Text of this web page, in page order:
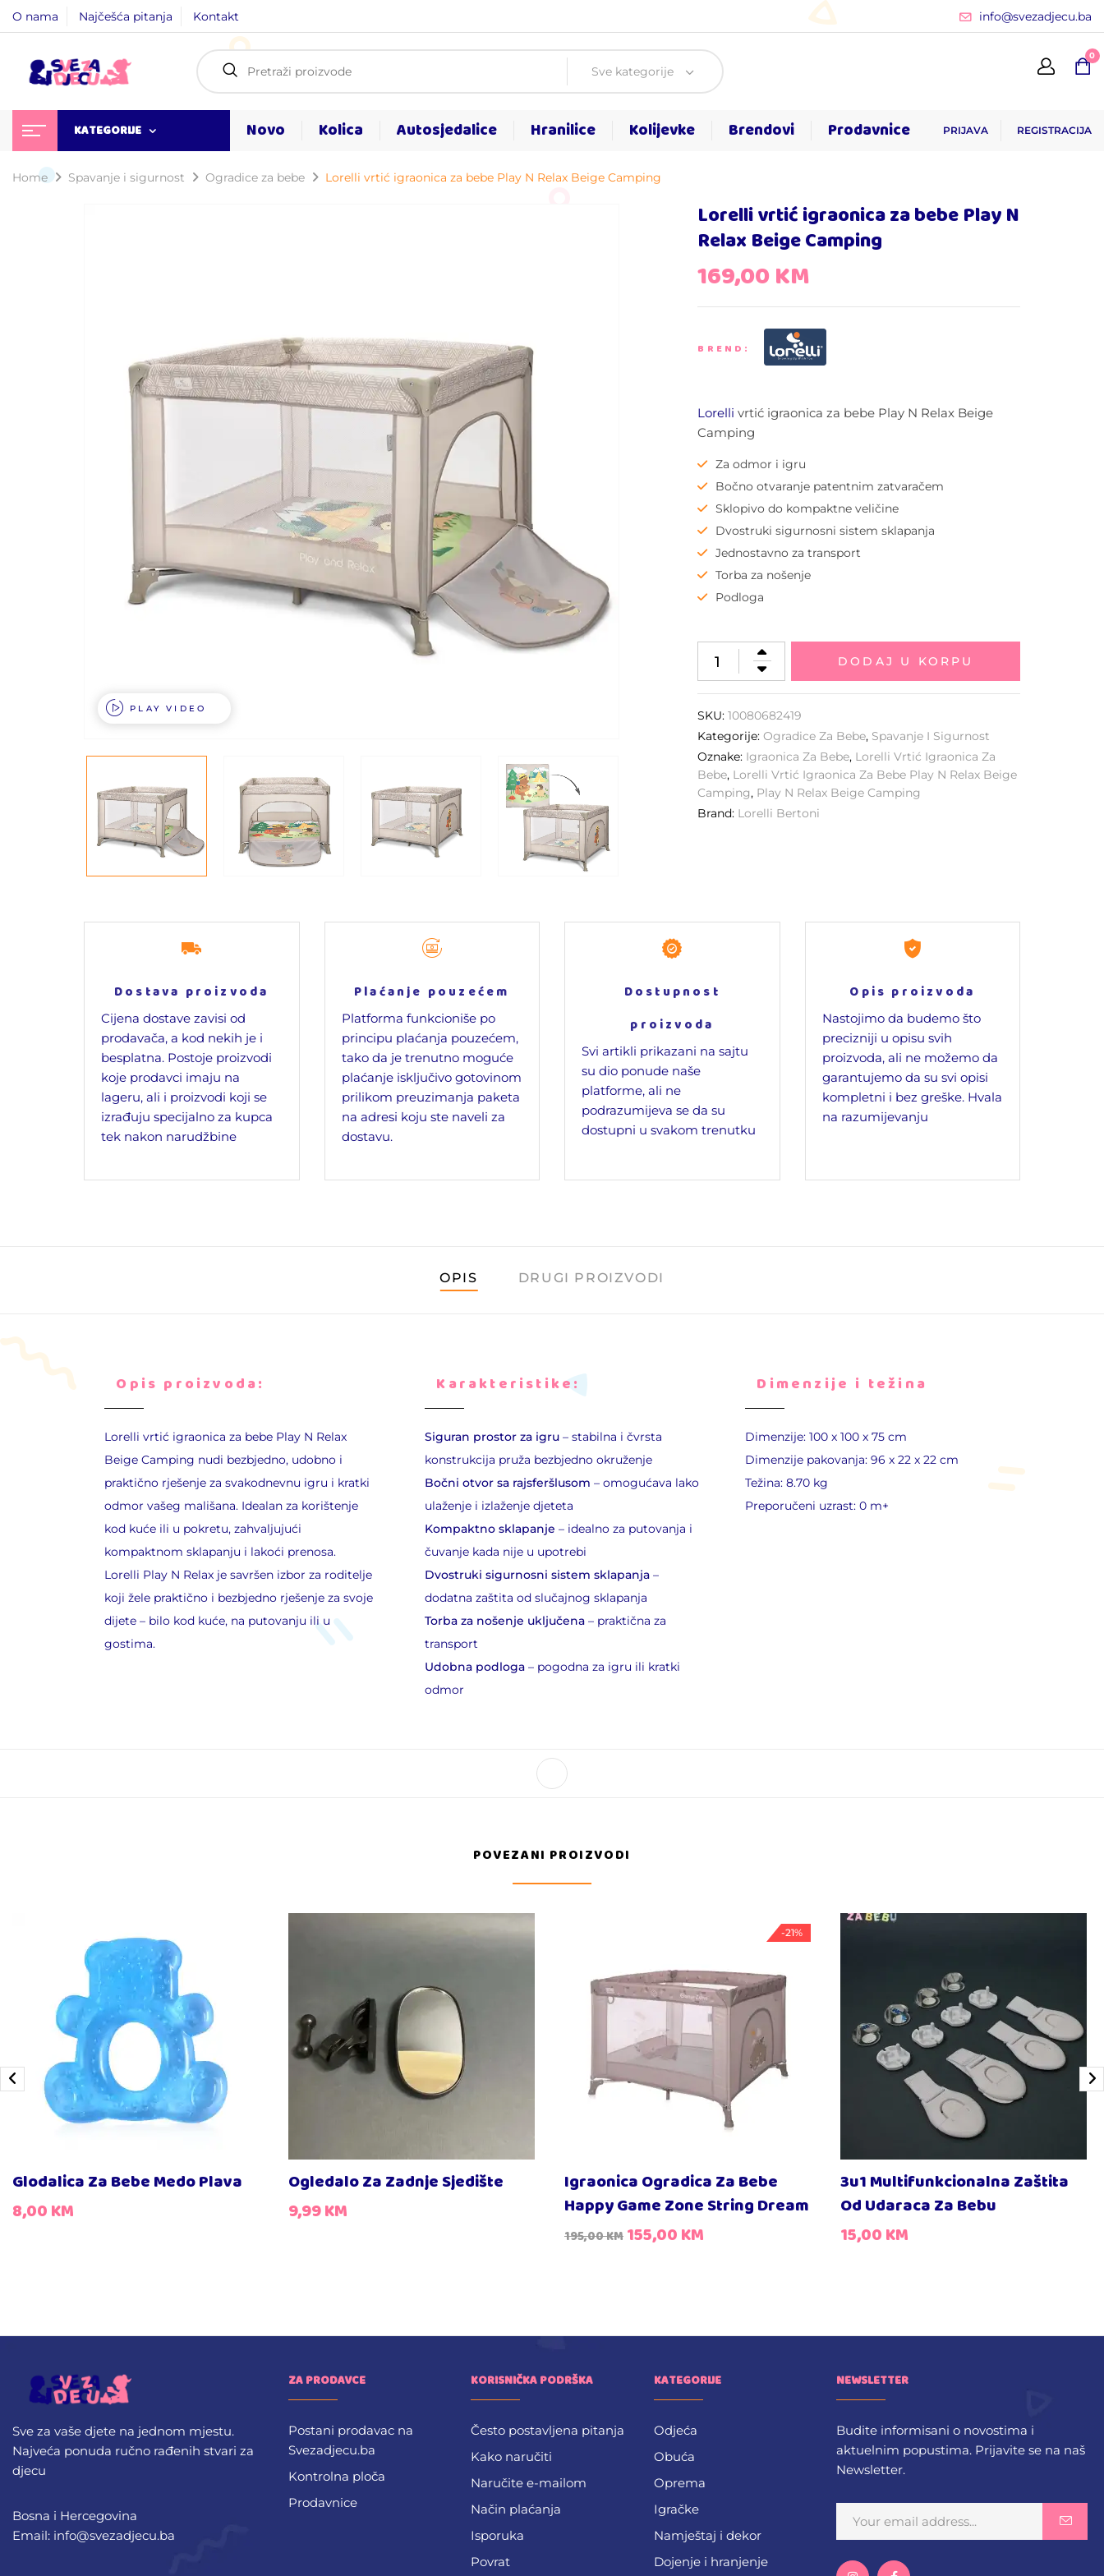
O nama Najčešća pitanja Kontakt info@svezadjecu.ba
Sve kategorije
0
KATEGORIJE Novo Kolica Autosjedalice Hranilice Kolijevke Brendovi Prodavnice PRIJAVA REGISTRACIJA
Home Spavanje i sigurnost Ogradice za bebe Lorelli vrtić igraonica za bebe Play N Relax Beige Camping
PLAY VIDEO
Lorelli vrtić igraonica za bebe Play N
Relax Beige Camping
169,00KM
BREND:
Lorellivrtić igraonica za bebe Play N Relax Beige
Camping
Za odmor i igru
Bočno otvaranje patentnim zatvaračem
Sklopivo do kompaktne veličine
Dvostruki sigurnosni sistem sklapanja
Jednostavno za transport
Torba za nošenje
Podloga
DODAJ U KORPU
SKU:10080682419
Kategorije:Ogradice Za Bebe, Spavanje I Sigurnost
Oznake: Igraonica Za Bebe, Lorelli Vrtić Igraonica Za
Bebe, Lorelli Vrtić Igraonica Za Bebe Play N Relax Beige
Camping, Play N Relax Beige Camping
Brand: Lorelli Bertoni
Dostava proizvoda
Cijena dostave zavisi od
prodavača, a kod nekih je i
besplatna. Postoje proizvodi
koje prodavci imaju na
lageru, ali i proizvodi koji se
izrađuju specijalno za kupca
tek nakon narudžbine
Plaćanje pouzećem
Platforma funkcioniše po
principu plaćanja pouzećem,
tako da je trenutno moguće
plaćanje isključivo gotovinom
prilikom preuzimanja paketa
na adresi koju ste naveli za
dostavu.
Dostupnost
proizvoda
Svi artikli prikazani na sajtu
su dio ponude naše
platforme, ali ne
podrazumijeva se da su
dostupni u svakom trenutku
Opis proizvoda
Nastojimo da budemo što
precizniji u opisu svih
proizvoda, ali ne možemo da
garantujemo da su svi opisi
kompletni i bez greške. Hvala
na razumijevanju
OPIS DRUGI PROIZVODI
Opis proizvoda:
Lorelli vrtić igraonica za bebe Play N Relax
Beige Camping nudi bezbjedno, udobno i
praktično rješenje za svakodnevnu igru i kratki
odmor vašeg mališana. Idealan za korištenje
kod kuće ili u pokretu, zahvaljujući
kompaktnom sklapanju i lakoći prenosa.
Lorelli Play N Relax je savršen izbor za roditelje
koji žele praktično i bezbjedno rješenje za svoje
dijete – bilo kod kuće, na putovanju ili u
gostima.
Karakteristike:
Siguran prostor za igru– stabilna i čvrsta
konstrukcija pruža bezbjedno okruženje
Bočni otvor sa rajsferšlusom – omogućava lako
ulaženje i izlaženje djeteta
Kompaktno sklapanje – idealno za putovanja i
čuvanje kada nije u upotrebi
Dvostruki sigurnosni sistem sklapanja–
dodatna zaštita od slučajnog sklapanja
Torba za nošenje uključena– praktična za
transport
Udobna podloga– pogodna za igru ili kratki
odmor
D imenzije i težina
Dimenzije: 100 x 100 x 75 cm
Dimenzije pakovanja: 96 x 22 x 22 cm
Težina: 8.70 kg
Preporučeni uzrast: 0 m+
POVEZANI PROIZVODI
Glodalica Za Bebe Medo Plava
8,00KM
Ogledalo Za Zadnje Sjedište
9,99KM
-21%
Igraonica Ogradica Za Bebe
Happy Game Zone String Dream
195,00KM 155,00KM
3u1 Multifunkcionalna Zaštita
Od Udaraca Za Bebu
15,00KM
Sve za vaše djete na jednom mjestu.
Najveća ponuda ručno rađenih stvari za
djecu
Bosna i Hercegovina
Email: info@svezadjecu.ba
ZA PRODAVCE
Postani prodavac na
Svezadjecu.ba
Kontrolna ploča
Prodavnice
KORISNIČKA PODRŠKA
Često postavljena pitanja
Kako naručiti
Naručite e-mailom
Način plaćanja
Isporuka
Povrat
KATEGORIJE
Odjeća
Obuća
Oprema
Igračke
Namještaj i dekor
Dojenje i hranjenje
NEWSLETTER
Budite informisani o novostima i
aktuelnim popustima. Prijavite se na naš
Newsletter.